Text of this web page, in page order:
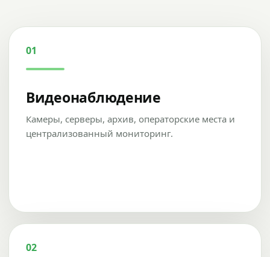
01
Видеонаблюдение
Камеры, серверы, архив, операторские места и
централизованный мониторинг.
02